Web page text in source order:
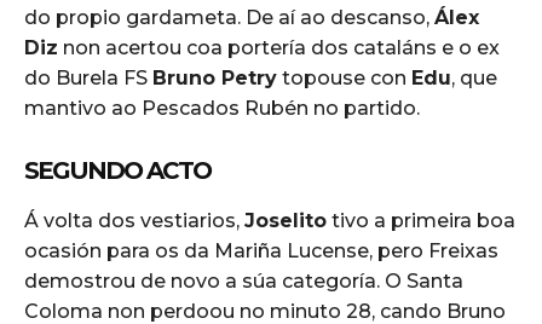
do propio gardameta. De aí ao descanso, Álex
Diz non acertou coa portería dos cataláns e o ex
do Burela FS Bruno Petry topouse con Edu, que
mantivo ao Pescados Rubén no partido.
SEGUNDO ACTO
Á volta dos vestiarios, Joselito tivo a primeira boa
ocasión para os da Mariña Lucense, pero Freixas
demostrou de novo a súa categoría. O Santa
Coloma non perdoou no minuto 28, cando Bruno